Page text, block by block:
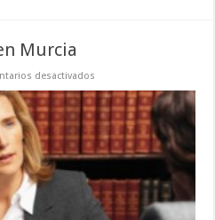
Murcia
desactivados
de
oficio
en
Murcia